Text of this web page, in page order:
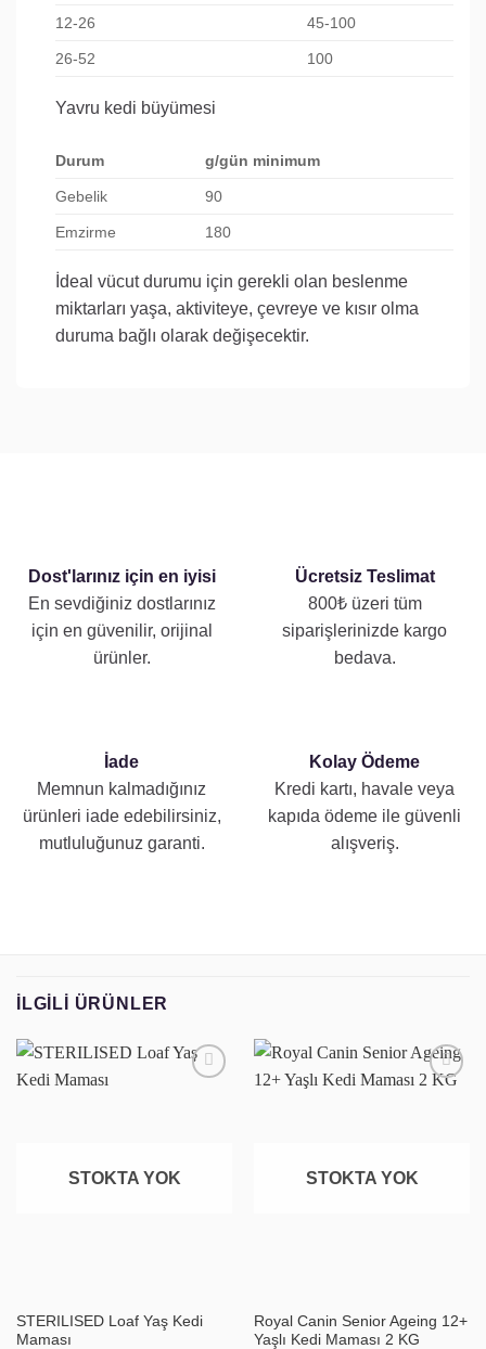
12-26 45-100
26-52 100
Yavru kedi büyümesi
Durum g/gün minimum
Gebelik 90
Emzirme 180
İdeal vücut durumu için gerekli olan beslenme
miktarları yaşa, aktiviteye, çevreye ve kısır olma
duruma bağlı olarak değişecektir.
Dost'larınız için en iyisi
En sevdiğiniz dostlarınız
için en güvenilir, orijinal
ürünler.
Ücretsiz Teslimat
800₺ üzeri tüm
siparişlerinizde kargo
bedava.
İade
Memnun kalmadığınız
ürünleri iade edebilirsiniz,
mutluluğunuz garanti.
Kolay Ödeme
Kredi kartı, havale veya
kapıda ödeme ile güvenli
alışveriş.
İLGILI ÜRÜNLER
STOKTA YOK
STERILISED Loaf Yaş Kedi
Maması
STOKTA YOK
Royal Canin Senior Ageing 12+
Yaşlı Kedi Maması 2 KG